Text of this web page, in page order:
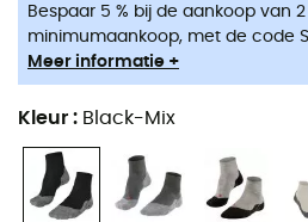
Bespaar 5 % bij de aankoop van
minimumaankoop, met de code
Meer informatie +
Kleur : Black-Mix
wandelingen , laat u verleiden
sokken van het merkFalke.
lichteversterkingdie direct
Degepatenteerde pasvorm
linkervoet
biedt een ideale
vochtregulatie.